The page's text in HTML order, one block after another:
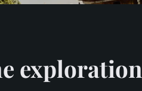
exploration